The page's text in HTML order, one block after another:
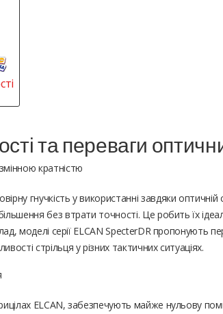
та переваги
кратністю
гнучкість у використанні завдяки
без втрати точності. Це робить їх
моделі серії ELCAN SpecterDR пропонують
стрільця у різних тактичних ситуаціях.
ELCAN, забезпечують майже нульову